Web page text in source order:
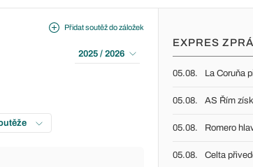
Přidat soutěž do záložek
2025 / 2026
EXPRES
05.08. La Coruňa
05.08. AS Řím
05.08. Romero
05.08. Celta